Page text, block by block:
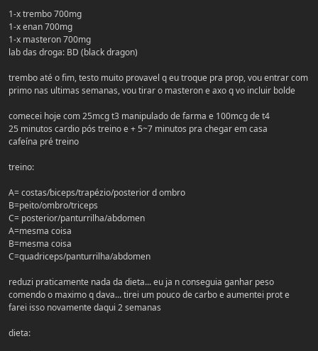
1-x trembo 700mg
1-x enan 700mg
1-x masteron 700mg
lab das droga: BD (black dragon)
trembo até o fim, testo muito provavel q eu troque pra prop, vou entrar com
primo nas ultimas semanas, vou tirar o masteron e axo q vo incluir bolde
comecei hoje com 25mcg t3 manipulado de farma e 100mcg de t4
25 minutos cardio pós treino e + 5~7 minutos pra chegar em casa
cafeína pré treino
treino:
A= costas/biceps/trapézio/posterior d ombro
B=peito/ombro/triceps
C= posterior/panturrilha/abdomen
A=mesma coisa
B=mesma coisa
C=quadriceps/panturrilha/abdomen
reduzi praticamente nada da dieta... eu ja n conseguia ganhar peso
comendo o maximo q dava... tirei um pouco de carbo e aumentei prot e
farei isso novamente daqui 2 semanas
dieta: